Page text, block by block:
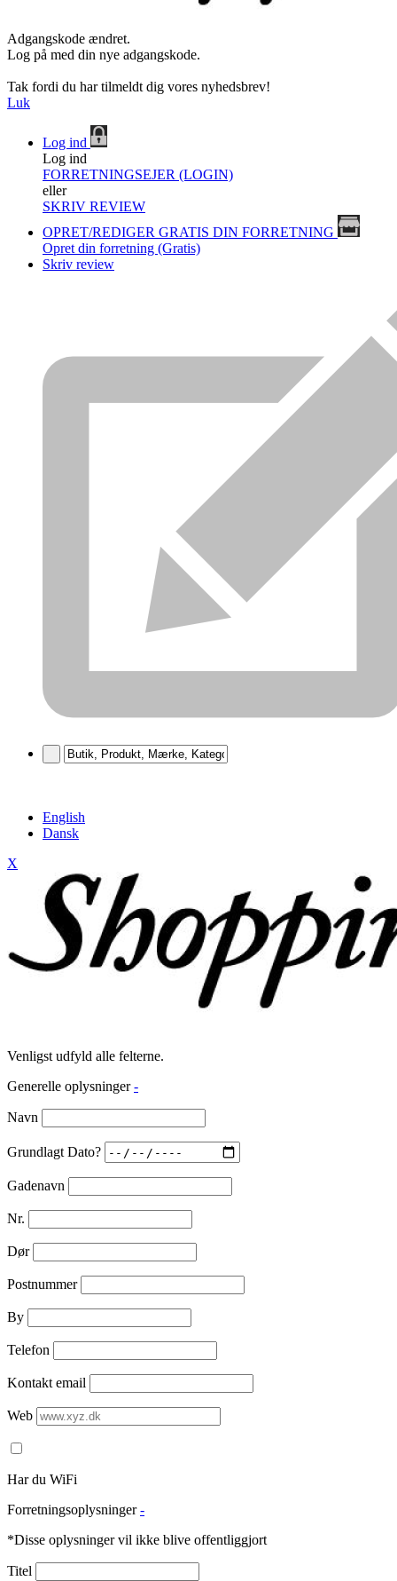
Adgangskode ændret.
Log på med din nye adgangskode.
Tak fordi du har tilmeldt dig vores nyhedsbrev!
Luk
Log ind
Log ind
FORRETNINGSEJER (LOGIN)
eller
SKRIV REVIEW
OPRET/REDIGER GRATIS DIN FORRETNING
Opret din forretning (Gratis)
Skriv review
English
Dansk
X
Venligst udfyld alle felterne.
Generelle oplysninger -
Navn
Grundlagt Dato?
Gadenavn
Nr.
Dør
Postnummer
By
Telefon
Kontakt email
Web
Har du WiFi
Forretningsoplysninger -
*Disse oplysninger vil ikke blive offentliggjort
Titel